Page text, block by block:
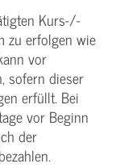
Kurs-/­
zu erfolgen wie
vor
sofern dieser
erfüllt. Bei
vor Beginn
der